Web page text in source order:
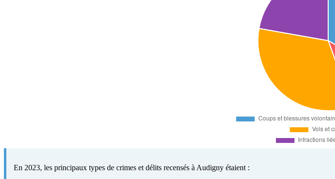
En 2023, les principaux types de crimes et délits recensés à Audigny étaient :